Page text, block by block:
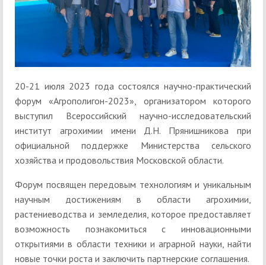
20-21 июля 2023 года состоялся научно-практический
форум «Агрополигон-2023», организатором которого
выступил Всероссийский научно-исследовательский
институт агрохимии имени Д.Н. Прянишникова при
официальной поддержке Министерства сельского
хозяйства и продовольствия Московской области.
Форум посвящен передовым технологиям и уникальным
научным достижениям в области агрохимии,
растениеводства и земледелия, которое предоставляет
возможность познакомиться с инновационными
открытиями в области техники и аграрной науки, найти
новые точки роста и заключить партнерские соглашения.